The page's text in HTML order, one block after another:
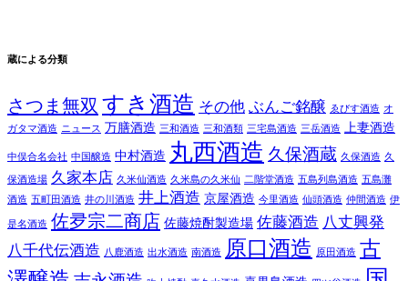
蔵による分類
さつま無双 すき酒造 その他 ぶんご銘醸 ゑびす酒造 オ
ガタマ酒造
ニュース 万膳酒造 三和酒造 三和酒類 三宅島酒造 三岳酒造 上妻酒造
中俣合名会社 中国醸造 中村酒造 丸西酒造 久保酒蔵 久保酒造 久
保酒造場 久家本店 久米仙酒造 久米島の久米仙 二階堂酒造 五島列島酒造 五島灘
酒造 五町田酒造 井の川酒造 井上酒造 京屋酒造 今里酒造 仙頭酒造 仲間酒造 伊
是名酒造 佐夛宗二商店 佐藤焼酎製造場 佐藤酒造 八丈興発
八千代伝酒造
八鹿酒造 出水酒造 南酒造 原口酒造 原田酒造 古